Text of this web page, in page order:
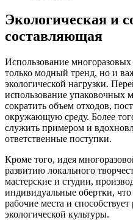
Экологическая и
составляющая
Использование
только модный тренд, но и
экологической нагрузки.
использование упаковочных
сократить объем отходов,
окружающую среду. Более
служить примером и
ответственные поступки.
Кроме того, идея
развитию локального
мастерские и студии,
индивидуальные обертки,
рабочие места и
экологической культуры.